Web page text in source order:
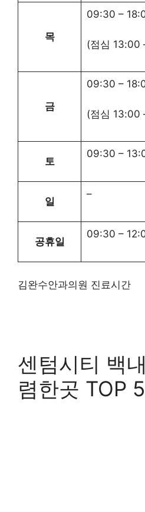
목
09:30 –
(점심 13:00
금
09:30 –
(점심 13:00
토
09:30 –
일
–
공휴일
09:30 –
김완수안과의원 진료시간
센텀시티 백
렴한곳 TOP 5